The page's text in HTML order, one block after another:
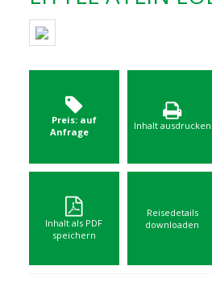
Preis: auf
Anfrage
Inhalt ausdrucken
Inhalt als PDF
speichern
Reisedetails
downloaden